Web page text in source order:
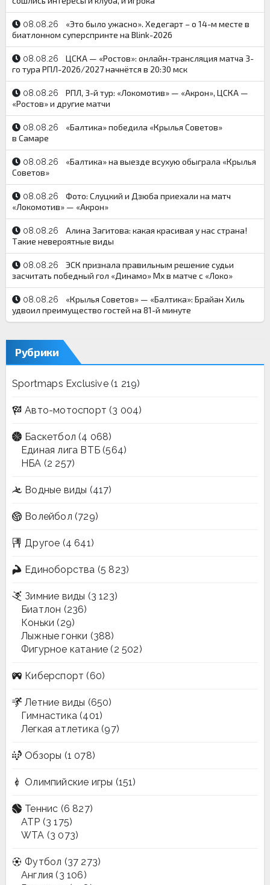
08.08.26
«Это было ужасно». Хедегарт – о 14-м месте в
биатлонном суперспринте на Blink-2026
08.08.26
ЦСКА — «Ростов»: онлайн-трансляция матча 3-
го тура РПЛ-2026/2027 начнётся в 20:30 мск
08.08.26
РПЛ, 3-й тур: «Локомотив» — «Акрон», ЦСКА —
«Ростов» и другие матчи
08.08.26
«Балтика» победила «Крылья Советов»
в Самаре
08.08.26
«Балтика» на выезде всухую обыграла «Крылья
Советов»
08.08.26
Фото: Слуцкий и Дзюба приехали на матч
«Локомотив» — «Акрон»
08.08.26
Алина Загитова: какая красивая у нас страна!
Такие невероятные виды
08.08.26
ЭСК признала правильным решение судьи
засчитать победный гол «Динамо» Мх в матче с «Локо»
08.08.26
«Крылья Советов» — «Балтика»: Брайан Хиль
удвоил преимущество гостей на 81-й минуте
Рубрики
Sportmaps Exclusive(1 219)
Авто-мотоспорт (3 004)
Баскетбол (4 068)
Единая лига ВТБ (564)
НБА (2 257)
Водные виды (417)
Волейбол (729)
Другое (4 641)
Единоборства (5 823)
Зимние виды (3 123)
Биатлон (236)
Коньки (29)
Лыжные гонки (388)
Фигурное катание (2 502)
Киберспорт (60)
Летние виды (650)
Гимнастика (401)
Легкая атлетика (97)
Обзоры (1 078)
Олимпийские игры (151)
Теннис (6 827)
ATP (3 175)
WTA (3 073)
Футбол (37 273)
Англия (3 106)